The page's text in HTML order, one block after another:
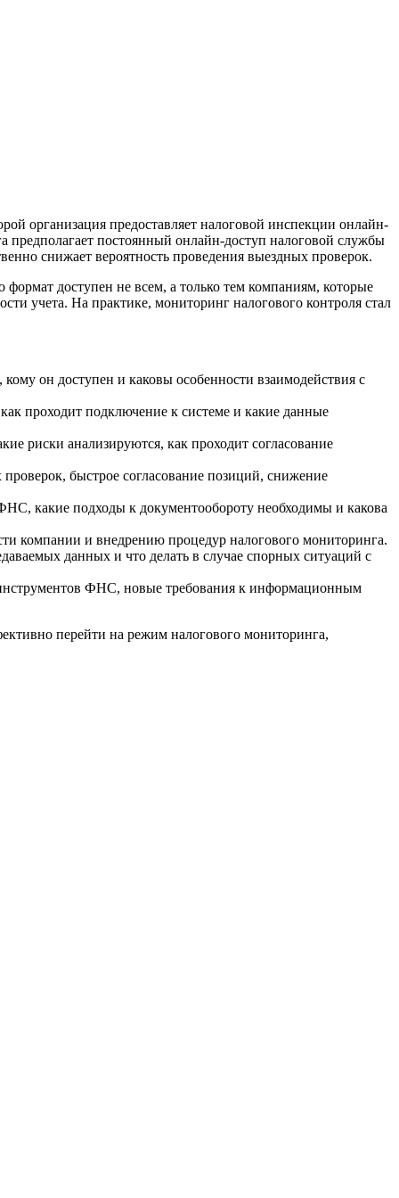
организация предоставляет налоговой инспекции онлайн-
предполагает постоянный онлайн-доступ налоговой службы
снижает вероятность проведения выездных проверок.
доступен не всем, а только тем компаниям, которые
учета. На практике, мониторинг налогового контроля стал
он доступен и каковы особенности взаимодействия с
проходит подключение к системе и какие данные
риски анализируются, как проходит согласование
быстрое согласование позиций, снижение
какие подходы к документообороту необходимы и какова
компании и внедрению процедур налогового мониторинга.
данных и что делать в случае спорных ситуаций с
инструментов ФНС, новые требования к информационным
перейти на режим налогового мониторинга,